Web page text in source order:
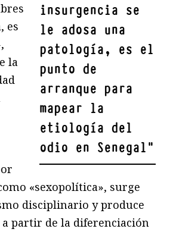
insurgencia se
le adosa una
patología, es el
punto de
arranque para
mapear la
etiología del
odio en Senegal"
es
la
«sexopolítica», surge
disciplinario y produce
partir de la diferenciación